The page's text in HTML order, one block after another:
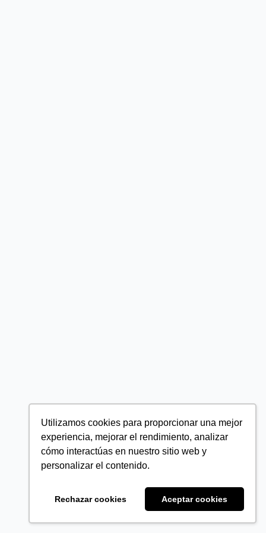
Utilizamos cookies para proporcionar una mejor
experiencia, mejorar el rendimiento, analizar
cómo interactúas en nuestro sitio web y
personalizar el contenido.
Rechazar cookies Aceptar cookies